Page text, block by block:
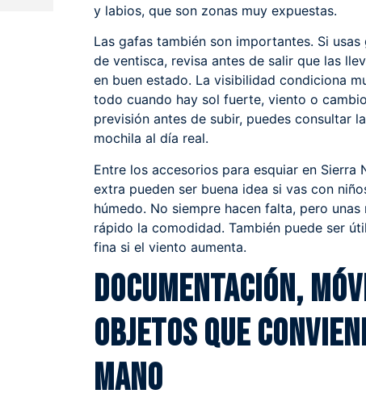
y labios, que son zonas muy expuestas.
Las gafas también son importantes. Si
de ventisca, revisa antes de salir que las
en buen estado. La visibilidad condiciona
todo cuando hay sol fuerte, viento o
previsión antes de subir, puedes consultar la
mochila al día real.
Entre los accesorios para esquiar en Sierra
extra pueden ser buena idea si vas con
húmedo. No siempre hacen falta, pero
rápido la comodidad. También puede ser
fina si el viento aumenta.
Documentación,
objetos que
mano